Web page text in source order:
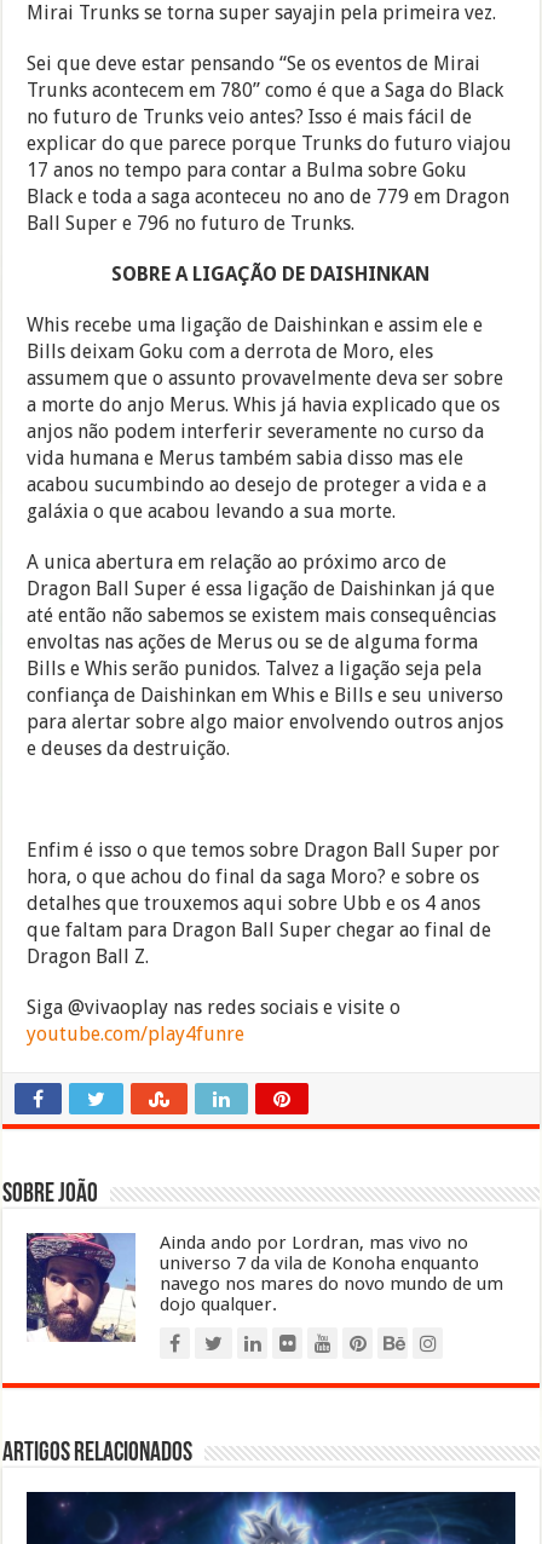
Mirai Trunks se torna super sayajin pela primeira vez.
Sei que deve estar pensando “Se os eventos de Mirai
Trunks acontecem em 780” como é que a Saga do Black
no futuro de Trunks veio antes? Isso é mais fácil de
explicar do que parece porque Trunks do futuro viajou
17 anos no tempo para contar a Bulma sobre Goku
Black e toda a saga aconteceu no ano de 779 em Dragon
Ball Super e 796 no futuro de Trunks.
SOBRE A LIGAÇÃO DE DAISHINKAN
Whis recebe uma ligação de Daishinkan e assim ele e
Bills deixam Goku com a derrota de Moro, eles
assumem que o assunto provavelmente deva ser sobre
a morte do anjo Merus. Whis já havia explicado que os
anjos não podem interferir severamente no curso da
vida humana e Merus também sabia disso mas ele
acabou sucumbindo ao desejo de proteger a vida e a
galáxia o que acabou levando a sua morte.
A unica abertura em relação ao próximo arco de
Dragon Ball Super é essa ligação de Daishinkan já que
até então não sabemos se existem mais consequências
envoltas nas ações de Merus ou se de alguma forma
Bills e Whis serão punidos. Talvez a ligação seja pela
confiança de Daishinkan em Whis e Bills e seu universo
para alertar sobre algo maior envolvendo outros anjos
e deuses da destruição.
Enfim é isso o que temos sobre Dragon Ball Super por
hora, o que achou do final da saga Moro? e sobre os
detalhes que trouxemos aqui sobre Ubb e os 4 anos
que faltam para Dragon Ball Super chegar ao final de
Dragon Ball Z.
Siga @vivaoplay nas redes sociais e visite o
youtube.com/play4funre
Sobre João
Ainda ando por Lordran, mas vivo no
universo 7 da vila de Konoha enquanto
navego nos mares do novo mundo de um
dojo qualquer.
Artigos relacionados